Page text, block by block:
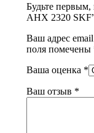
Будьте первым,
AHX 2320
Ваш адрес
поля помечены
Ваша оценка *
Ваш отзыв *